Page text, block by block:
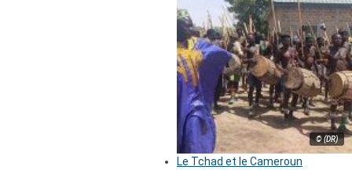
© (DR)
Le Tchad et le Cameroun